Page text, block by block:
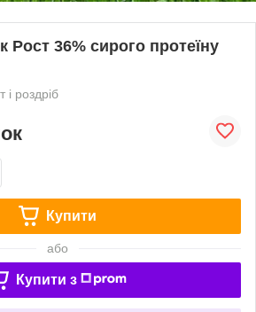
36% сирого протеїну
і роздріб
Купити
або
Купити з